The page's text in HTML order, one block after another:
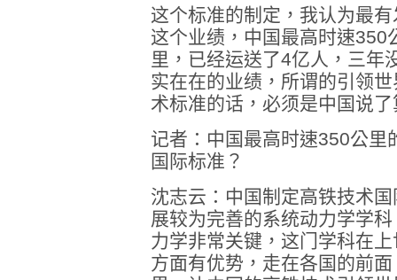
这个标准的制定，我认为最
这个业绩，中国最高时速350
里，已经运送了4亿人，三年
实在在的业绩，所谓的引领
术标准的话，必须是中国说
记者：中国最高时速350公里
国际标准？
沈志云：中国制定高铁技术
展较为完善的系统动力学学
力学非常关键，这门学科在
方面有优势，走在各国的前